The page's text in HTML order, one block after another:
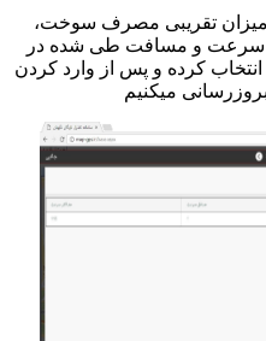
میزان تقریبی مصرف سوخت،
سرعت و مسافت طی شده در
کرده و پس از وارد کردن
میکنیم